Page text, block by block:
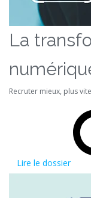
La
Recruter mieux, plus
Lire le dossier